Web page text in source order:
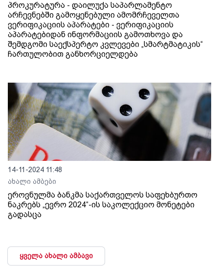
პროკურატურა - დაილუქა საპარლამენტო
არჩევნებში გამოყენებული ამომრჩეველთა
ვერიფიკაციის აპარატები - ვერიფიკაციის
აპარატებიდან ინფორმაციის გამოთხოვა და
შემდგომი საექსპერტო კვლევები „სმარტმატიკის“
ჩართულობით განხორციელდება
14-11-2024 11:48
ახალი ამბები
ეროვნულმა ბანკმა საქართველოს საფეხბურთო
ნაკრებს „ევრო 2024“-ის საკოლექციო მონეტები
გადასცა
ყველა ახალი ამბავი